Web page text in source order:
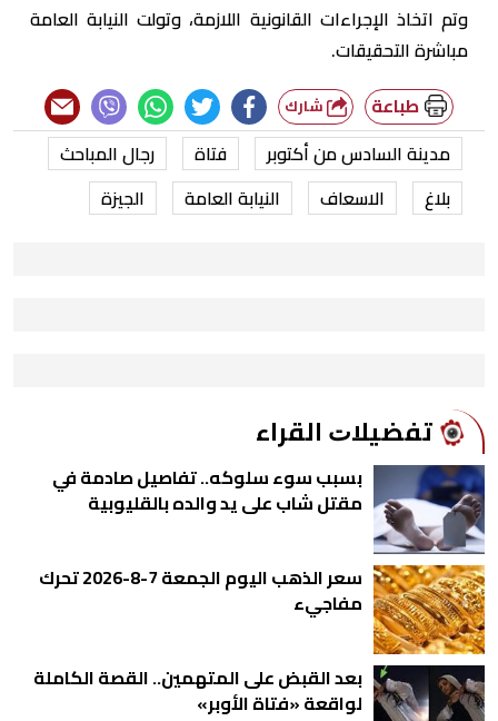
وتم اتخاذ الإجراءات القانونية اللازمة، وتولت النيابة العامة
مباشرة التحقيقات.
طباعة
مدينة السادس من أكتوبر فتاة
رجال المباحث
بلاغ
الاسعاف النيابة العامة الجيزة
ﺗﻔﻀﻴﻼﺕ اﻟﻘﺮاء
بسبب سوء سلوكه.. تفاصيل صادمة في
مقتل شاب على يد والده بالقليوبية
سعر الذهب اليوم الجمعة 7-8-2026 تحرك
مفاجيء
بعد القبض على المتهمين.. القصة الكاملة
لواقعة «فتاة الأوبر»